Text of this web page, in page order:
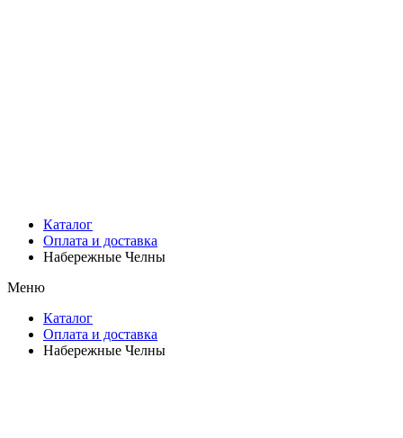
Каталог
Оплата и доставка
Набережные Челны
Меню
Каталог
Оплата и доставка
Набережные Челны